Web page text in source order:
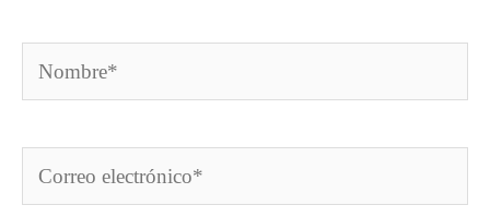
Nombre*
Correo
electrónico*